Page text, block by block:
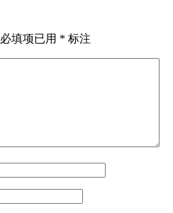
必填项已用 * 标注